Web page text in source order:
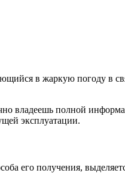
в жаркую погоду в
владеешь полной
эксплуатации.
его получения,